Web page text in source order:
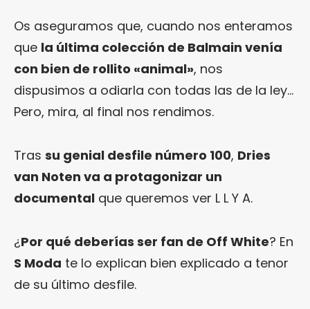
Os aseguramos que, cuando nos enteramos
que la última colección de Balmain venía
con bien de rollito «animal», nos
dispusimos a odiarla con todas las de la ley…
Pero, mira, al final nos rendimos.
Tras su genial desfile número 100, Dries
van Noten va a protagonizar un
documental que queremos ver L L Y A.
¿Por qué deberías ser fan de Off White? En
S Moda te lo explican bien explicado a tenor
de su último desfile.